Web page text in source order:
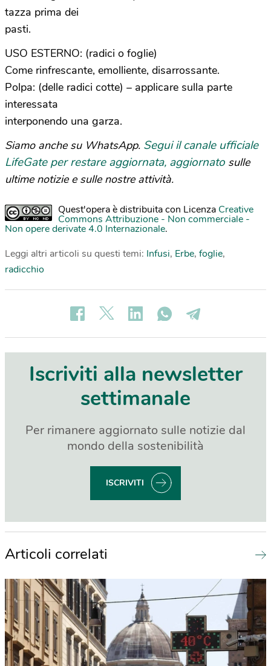
tazza prima dei
pasti.
USO ESTERNO: (radici o foglie)
Come rinfrescante, emolliente, disarrossante.
Polpa: (delle radici cotte) – applicare sulla parte
interessata
interponendo una garza.
Siamo anche su WhatsApp. Segui il canale ufficiale
LifeGate per restare aggiornata, aggiornato sulle
ultime notizie e sulle nostre attività.
Quest'opera è distribuita con Licenza Creative
Commons Attribuzione - Non commerciale -
Non opere derivate 4.0 Internazionale.
Leggi altri articoli su questi temi: Infusi, Erbe, foglie,
radicchio
Iscriviti alla newsletter
settimanale
Per rimanere aggiornato sulle notizie dal
mondo della sostenibilità
ISCRIVITI
Articoli correlati